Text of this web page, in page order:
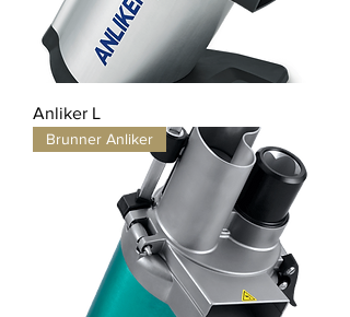
Anliker L
Brunner Anliker